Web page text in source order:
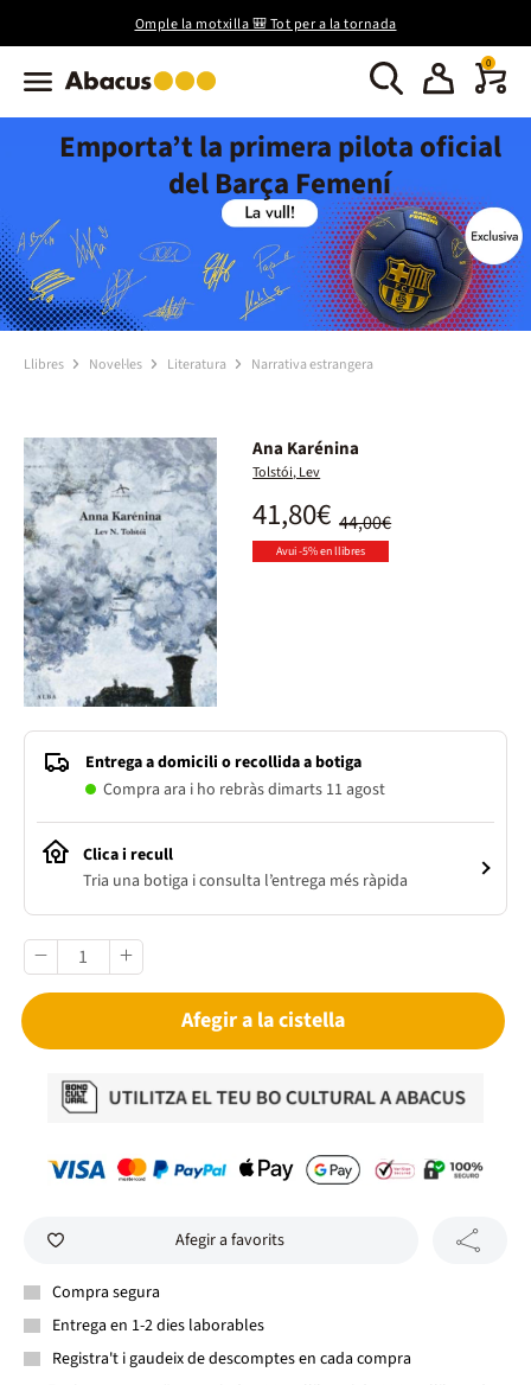
Omple la motxilla 🎒 Tot per a la tornada
0
Emporta’t la primera pilota oficial
del Barça Femení
Llibres Novel·les Literatura Narrativa estrangera
Ana Karénina
Tolstói, Lev
44,00€
41,80€
Avui -5% en llibres
Entrega a domicili o recollida a botiga
Compra ara i ho rebràs dimarts 11 agost
Clica i recull
Tria una botiga i consulta l’entrega més ràpida
Afegir a la cistella
Afegir a favorits
Compra segura
Entrega en 1-2 dies laborables
Registra't i gaudeix de descomptes en cada compra